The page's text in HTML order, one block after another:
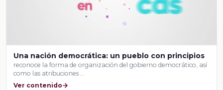
Una nación democrática: un pueblo con principios
reconoce la forma de organización del gobierno democrático, así
como las atribuciones …
Ver contenido